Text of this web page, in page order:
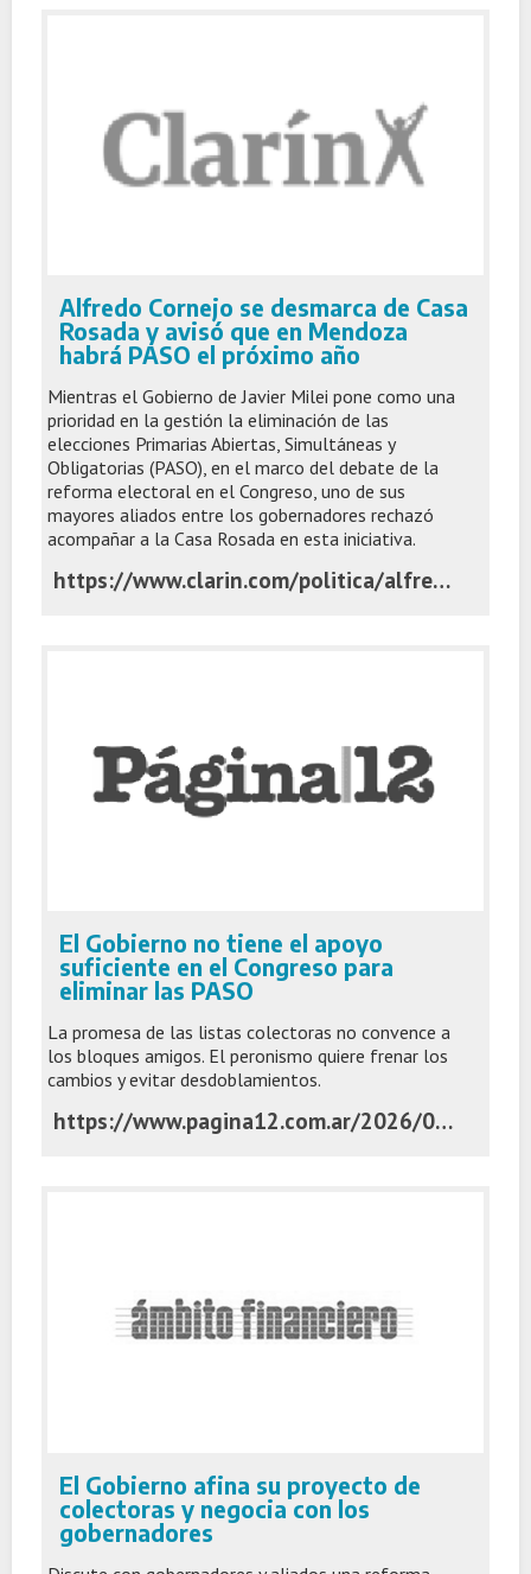
Alfredo Cornejo se desmarca de Casa
Rosada y avisó que en Mendoza
habrá PASO el próximo año
Mientras el Gobierno de Javier Milei pone como una
prioridad en la gestión la eliminación de las
elecciones Primarias Abiertas, Simultáneas y
Obligatorias (PASO), en el marco del debate de la
reforma electoral en el Congreso, uno de sus
mayores aliados entre los gobernadores rechazó
acompañar a la Casa Rosada en esta iniciativa.
https://www.clarin.com/politica/alfredo-cornejo-desmarca-casa-rosada-aviso-mendoza-paso-proximo-ano_0_rtTnenozx9.html
El Gobierno no tiene el apoyo
suficiente en el Congreso para
eliminar las PASO
La promesa de las listas colectoras no convence a
los bloques amigos. El peronismo quiere frenar los
cambios y evitar desdoblamientos.
https://www.pagina12.com.ar/2026/07/08/el-gobierno-no-tiene-el-apoyo-suficiente-en-el-congreso-para-eliminar-las-paso/
El Gobierno afina su proyecto de
colectoras y negocia con los
gobernadores